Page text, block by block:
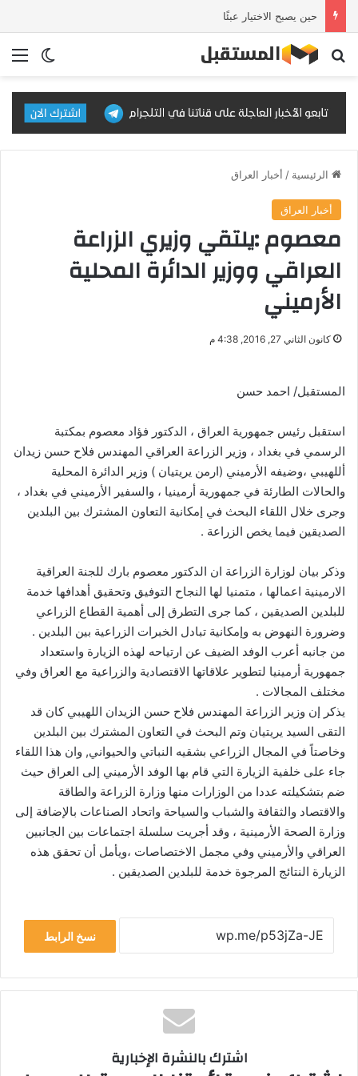
حين يصبح الاختيار عبئًا
الوضع بحث عن
الرئيسية / أخبار العراق
أخبار العراق
معصوم :يلتقي وزيري الزراعة
العراقي ووزير الدائرة المحلية
الأرميني
كانون الثاني 27, 2016, 4:38 م
المستقبل/ احمد حسن
استقبل رئيس جمهورية العراق ، الدكتور فؤاد معصوم بمكتبة
الرسمي في بغداد ، وزير الزراعة العراقي المهندس فلاح حسن زيدان
أللهيبي ،وضيفه الأرميني (ارمن يريتيان ) وزير الدائرة المحلية
والحالات الطارئة في جمهورية أرمينيا ، والسفير الأرميني في بغداد ،
وجرى خلال اللقاء البحث في إمكانية التعاون المشترك بين البلدين
الصديقين فيما يخص الزراعة .
وذكر بيان لوزارة الزراعة ان الدكتور معصوم بارك للجنة العراقية
الارمينية اعمالها ، متمنيا لها النجاح التوفيق وتحقيق أهدافها خدمة
للبلدين الصديقين ، كما جرى التطرق إلى أهمية القطاع الزراعي
وضرورة النهوض به وإمكانية تبادل الخبرات الزراعية بين البلدين .
من جانبه أعرب الوفد الضيف عن ارتياحه لهذه الزيارة واستعداد
جمهورية أرمينيا لتطوير علاقاتها الاقتصادية والزراعية مع العراق وفي
مختلف المجالات .
يذكر إن وزير الزراعة المهندس فلاح حسن الزيدان اللهيبي كان قد
التقى السيد يريتيان وتم البحث في التعاون المشترك بين البلدين
وخاصتاً في المجال الزراعي بشقيه النباتي والحيواني, وان هذا اللقاء
جاء على خلفية الزيارة التي قام بها الوفد الأرميني إلى العراق حيث
ضم بتشكيلته عددا من الوزارات منها وزارة الزراعة والطاقة
والاقتصاد والثقافة والشباب والسياحة واتحاد الصناعات بالإضافة إلى
وزارة الصحة الأرمينية ، وقد أجريت سلسلة اجتماعات بين الجانبين
العراقي والأرميني وفي مجمل الاختصاصات ،ويأمل أن تحقق هذه
الزيارة النتائج المرجوة خدمة للبلدين الصديقين .
نسخ الرابط
اشترك بالنشرة الإخبارية